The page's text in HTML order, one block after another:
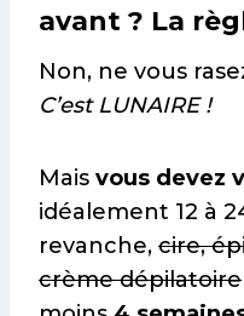
avant ? La
Non, ne vous
C’est LUNAIRE !
Mais vous devez
idéalement 12 à
revanche, cire,
crème dépilatoire